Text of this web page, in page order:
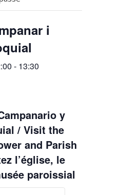
i
- 13:30
y
/ Visit the
and Parish
l’église, le
paroissial